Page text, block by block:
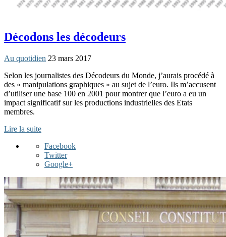
Décodons les décodeurs
Au quotidien 23 mars 2017
Selon les journalistes des Décodeurs du Monde, j’aurais procédé à
des « manipulations graphiques » au sujet de l’euro. Ils m’accusent
d’utiliser une base 100 en 2001 pour montrer que l’euro a eu un
impact significatif sur les productions industrielles des Etats
membres.
Lire la suite
Facebook
Twitter
Google+